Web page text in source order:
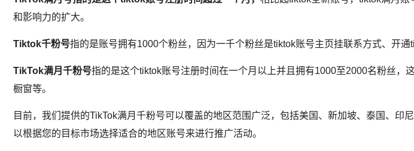
和影响力的扩大。
Tiktok千粉号指的是账号拥有1000个粉丝，因为一千个粉丝是tiktok账号主页挂联系方式、开通
TikTok满月千粉号指的是这个tiktok账号注册时间在一个月以上并且拥有1000至2000名粉丝
橱窗等。
目前，我们提供的TikTok满月千粉号可以覆盖的地区范围广泛，包括美国、新加坡、泰国、
以根据您的目标市场选择适合的地区账号来进行推广活动。